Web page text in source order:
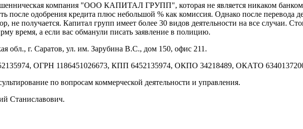
компания "ООО КАПИТАЛ ГРУПП", которая не является никаком банком,
после одобрения кредита плюс небольшой % как комиссия. Однако после перевода
не получается. Капитал групп имеет более 30 видов деятельности на все случаи.
время, а если вас обманули писать заявление в полицию.
обл., г. Саратов, ул. им. Зарубина В.С., дом 150, офис 211.
ОГРН 1186451026673, КПП 6452135974, ОКПО 34218489, ОКАТО
по вопросам коммерческой деятельности и управления.
Станиславович.